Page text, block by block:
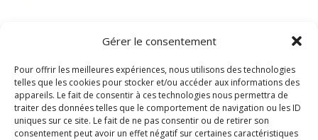
Gérer le consentement
Pour offrir les meilleures expériences, nous utilisons des technologies
telles que les cookies pour stocker et/ou accéder aux informations des
appareils. Le fait de consentir à ces technologies nous permettra de
traiter des données telles que le comportement de navigation ou les ID
uniques sur ce site. Le fait de ne pas consentir ou de retirer son
consentement peut avoir un effet négatif sur certaines caractéristiques